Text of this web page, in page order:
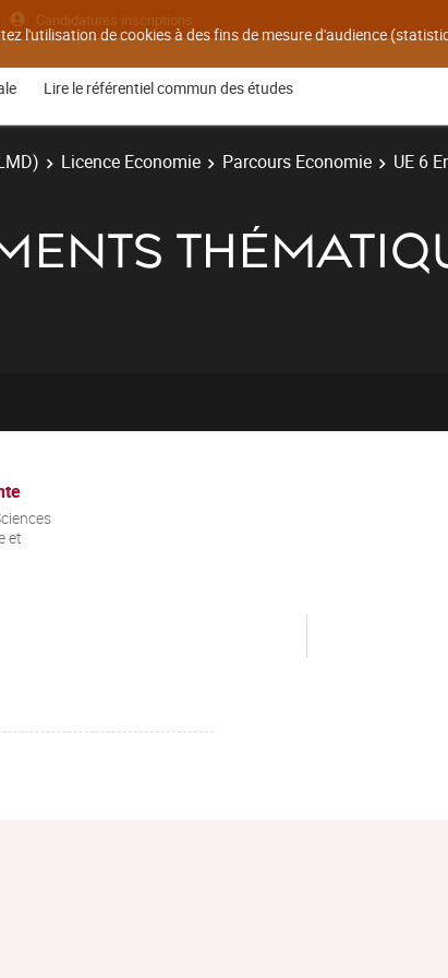
l'utilisation de cookies à des fins de mesure d'audience
Candidatures inscriptions
Lire le référentiel commun des études
Licence Economie Parcours Economie UE 6
et